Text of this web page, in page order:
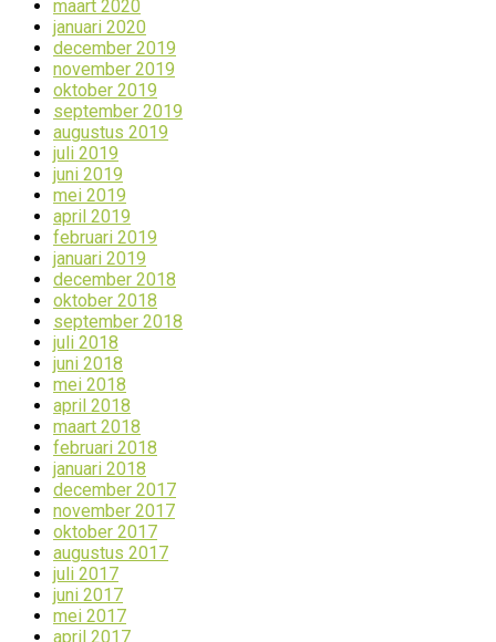
maart 2020
januari 2020
december 2019
november 2019
oktober 2019
september 2019
augustus 2019
juli 2019
juni 2019
mei 2019
april 2019
februari 2019
januari 2019
december 2018
oktober 2018
september 2018
juli 2018
juni 2018
mei 2018
april 2018
maart 2018
februari 2018
januari 2018
december 2017
november 2017
oktober 2017
augustus 2017
juli 2017
juni 2017
mei 2017
april 2017